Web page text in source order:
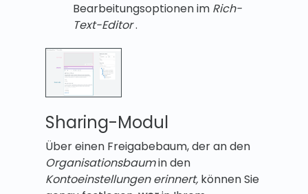
Bearbeitungsoptionen im Rich-
Text-Editor.
Sharing-Modul
Über einen Freigabebaum, der an den
Organisationsbaumin den
Kontoeinstellungen erinnert, können Sie